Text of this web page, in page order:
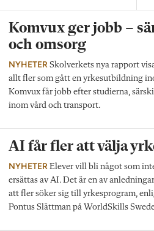
Komvux ger jobb –
och omsorg
NYHETER Skolverkets nya rapport
allt fler som gått en yrkesutbildning
Komvux får jobb efter studierna,
inom vård och transport.
AI får fler att välja
NYHETER Elever vill bli något som
ersättas av AI. Det är en av
att fler söker sig till yrkesprogram,
Pontus Slättman på WorldSkills